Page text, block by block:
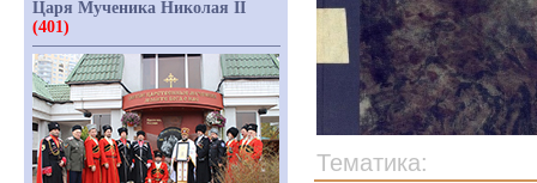
Тематика:
Царя Мученика Николая II
(401)